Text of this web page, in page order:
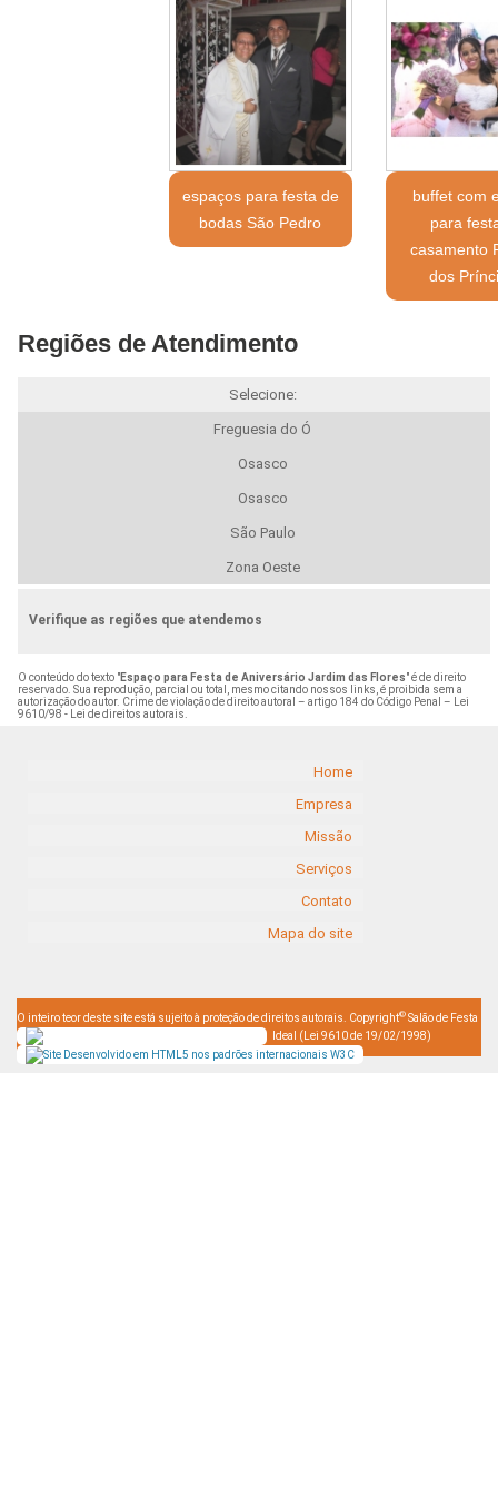
espaços para festa de
bodas São Pedro
buffet com
para
casamento
dos
Regiões de Atendimento
Selecione:
Freguesia do Ó
Osasco
Osasco
São Paulo
Zona Oeste
Verifique as regiões que atendemos
O conteúdo do texto "Espaço para Festa de Aniversário Jardim das Flores" é de direito
reservado. Sua reprodução, parcial ou total, mesmo citando nossos links, é proibida sem a
autorização do autor. Crime de violação de direito autoral – artigo 184 do Código Penal – Lei
9610/98 - Lei de direitos autorais.
Home
Empresa
Missão
Serviços
Contato
Mapa do site
O inteiro teor deste site está sujeito à proteção de direitos autorais. Copyright© Salão de Festa
Ideal (Lei 9610 de 19/02/1998)